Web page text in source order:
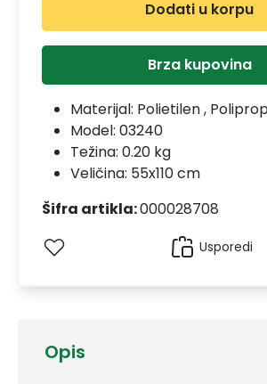
Opis
Dodati u korpu
Brza kupovina
Materijal: Polietilen ,
Model: 03240
Težina: 0.20 kg
Veličina: 55x110 cm
Šifra artikla:000028708
Usporedi